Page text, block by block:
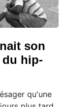
son
du hip-
qu'une